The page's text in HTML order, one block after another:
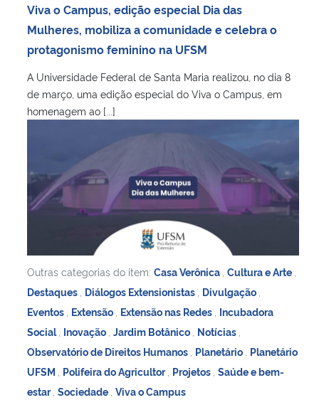
Viva o Campus, edição especial Dia das
Mulheres, mobiliza a comunidade e celebra o
protagonismo feminino na UFSM
A Universidade Federal de Santa Maria realizou, no dia 8
de março, uma edição especial do Viva o Campus, em
homenagem ao [...]
Outras categorias do item: Casa Verônica Cultura e Arte
Destaques Diálogos Extensionistas Divulgação
Eventos Extensão Extensão nas Redes Incubadora
Social
Inovação Jardim Botânico Notícias
Observatório de Direitos Humanos Planetário Planetário
UFSM
Polifeira do Agricultor Projetos Saúde e bem-
estar Sociedade Viva o Campus